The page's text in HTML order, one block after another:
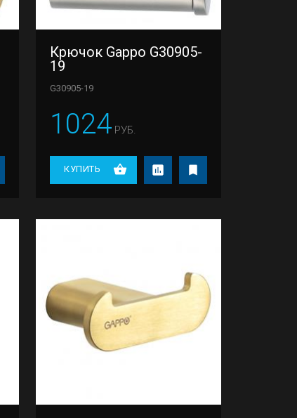
Крючок Gappo G30905-
19
G30905-19
1024 РУБ.
КУПИТЬ